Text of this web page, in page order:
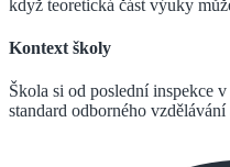
když teoretická část výuky
Kontext školy
Škola si od poslední inspekce
standard odborného